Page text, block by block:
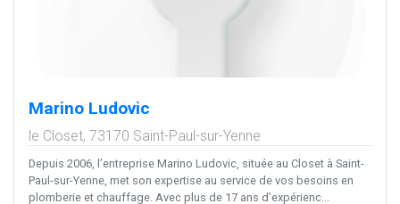
Marino Ludovic
le Closet, 73170 Saint-Paul-sur-Yenne
Depuis 2006, l’entreprise Marino Ludovic, située au Closet à Saint-
Paul-sur-Yenne, met son expertise au service de vos besoins en
plomberie et chauffage. Avec plus de 17 ans d’expérienc...